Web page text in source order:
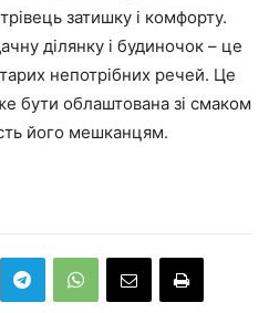
затишку і комфорту.
ділянку і будиночок – це
непотрібних речей. Це
бути облаштована зі смаком
його мешканцям.